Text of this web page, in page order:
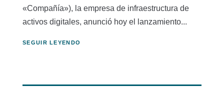
«Compañía»), la empresa de infraestructura de
activos digitales, anunció hoy el lanzamiento...
SEGUIR LEYENDO